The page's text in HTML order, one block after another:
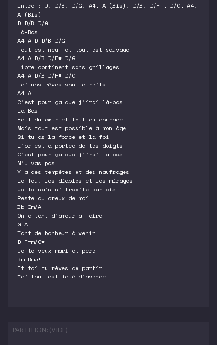
Intro : D, D/B, D/G, A4, A (Bis), D/B, D/F#, D/G, A4,
A (Bis)
D D/B D/G
Là-Bas
A4 A D D/B D/G
Tout est neuf et tout est sauvage
A4 A D/B D/F# D/G
Libre continent sans grillages
A4 A D/B D/F# D/G
Ici nos rêves sont étroits
A4 A
C’est pour ça que j’irai là-bas
Là-Bas
Faut du cœur et faut du courage
Mais tout est possible à mon âge
Si tu as la force et la foi
L’or est à portée de tes doigts
C’est pour ça que j’irai là-bas
N’y vas pas
Y a des tempêtes et des naufrages
Le feu, les diables et les mirages
Je te sais si fragile parfois
Reste au creux de moi
Bb Dm/A
On a tant d’amour à faire
G A
Tant de bonheur à venir
D F#m/C#
Je te veux mari et père
Bm Bm5+
Et toi tu rêves de partir
Ici tout est joué d’avance
Loin de nos vies de nos villages
PARTITION : (VIDE)